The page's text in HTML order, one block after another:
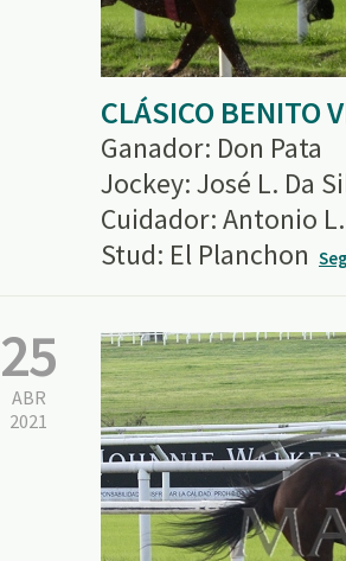
CLÁSICO BENITO
Ganador: Don Pata
Jockey: José L. Da
Cuidador: Antonio
Stud: El Planchon
25
ABR
2021